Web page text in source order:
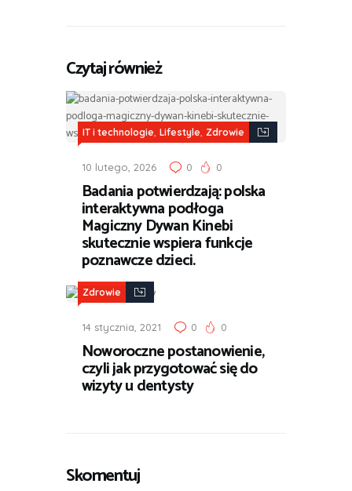
Czytaj również
IT i technologie Lifestyle Zdrowie
10 lutego, 2026 0 0
Badania potwierdzają: polska
interaktywna podłoga
Magiczny Dywan Kinebi
skutecznie wspiera funkcje
poznawcze dzieci.
Zdrowie
14 stycznia, 2021 0 0
Noworoczne postanowienie,
czyli jak przygotować się do
wizyty u dentysty
Skomentuj